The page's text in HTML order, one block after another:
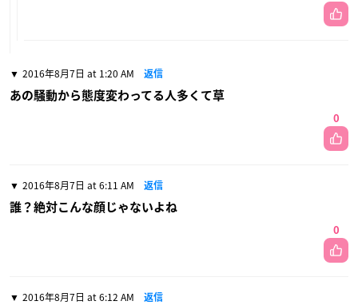
2016年8月7日 at 1:20 AM 返信
あの騒動から態度変わってる人多くて草
0
2016年8月7日 at 6:11 AM 返信
誰？絶対こんな顔じゃないよね
0
2016年8月7日 at 6:12 AM 返信